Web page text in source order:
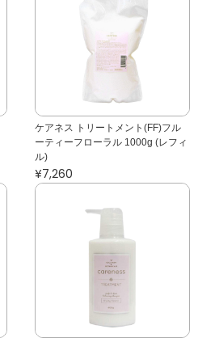
ケアネス トリートメント(FF)フル
ーティーフローラル 1000g (レフィ
ル)
¥7,260